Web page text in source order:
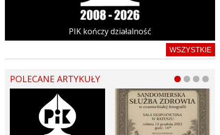
PIK kończy działalność
WSZYSTKIE
POLECANE ARTYKUŁY